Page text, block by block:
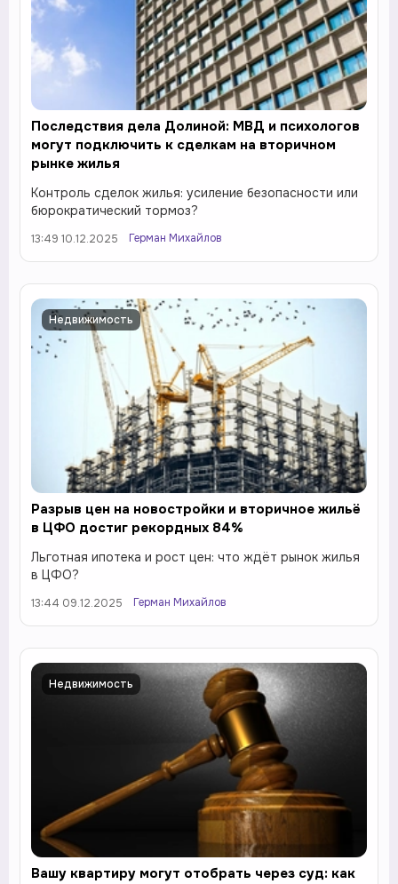
Последствия дела Долиной: МВД и психологов
могут подключить к сделкам на вторичном
рынке жилья
Контроль сделок жилья: усиление безопасности или
бюрократический тормоз?
13:49 10.12.2025 Герман Михайлов
Недвижимость
Разрыв цен на новостройки и вторичное жильё
в ЦФО достиг рекордных 84%
Льготная ипотека и рост цен: что ждёт рынок жилья
в ЦФО?
13:44 09.12.2025 Герман Михайлов
Недвижимость
Вашу квартиру могут отобрать через суд: как